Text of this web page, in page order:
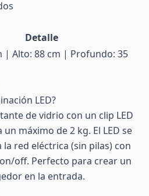
Detalle
| Alto: 88 cm | Profundo: 35
LED?
de vidrio con un clip LED
máximo de 2 kg. El LED se
red eléctrica (sin pilas) con
off. Perfecto para crear un
en la entrada.